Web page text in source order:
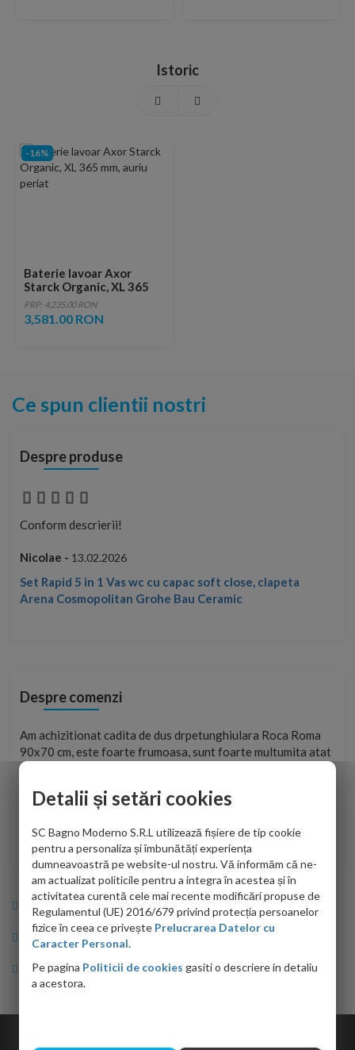
Istoric
-16%
Baterie lavoar Axor
Starck Organic, XL 365
mm, auriu periat
PRP: 4,235.00 RON
3,581.00 RON
Ce spun clientii nostri
Despre produse
Conform descrierii!
Nicolae - 13.02.2026
Set Rapid 5 in 1 Vas wc cu capac soft close, clapeta
Arena Cosmopolitan Grohe Bau Ceramic
Despre comenzi
Am achizitionat cadita de dus drpetunghiulara Roca Roma
90x70 cm, este foarte frumoasa, sunt foarte multumita atat
de personalul firmei dvs. cu care am colaborat in obtinerea
adus coletul in siguranta.Numai bine, va doresc!
Sofrone Viviana -28.07.2026
Info Bagno
Cumparaturi
Suport clienti
Detalii și setări cookies
SC Bagno Moderno S.R.L utilizează fișiere de tip cookie
pentru a personaliza și îmbunătăți experiența
dumneavoastră pe website-ul nostru. Vă informăm că ne-
am actualizat politicile pentru a integra în acestea și în
activitatea curentă cele mai recente modificări propuse de
Regulamentul (UE) 2016/679 privind protecția persoanelor
fizice în ceea ce privește Prelucrarea Datelor cu
Caracter Personal.
Pe pagina Politicii de cookies gasiti o descriere in detaliu
a acestora.